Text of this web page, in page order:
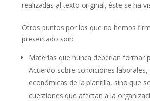
realizadas al texto original, éste se ha
Otros puntos por los que no hemos
presentado son:
Materias que nunca deberían formar
Acuerdo sobre condiciones laborales,
económicas de la plantilla, sino que
cuestiones que afectan a la